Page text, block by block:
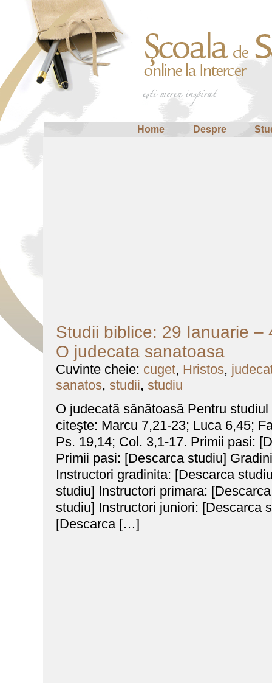
Despre
Home
Studii biblice: 29 Ianuarie –
O judecata sanatoasa
Cuvinte cheie: cuget, Hristos,
sanatos, studii, studiu
O judecată sănătoasă Pentru
citeşte: Marcu 7,21-23; Luca 6,45;
Ps. 19,14; Col. 3,1-17. Primii pasi:
Primii pasi: [Descarca studiu]
Instructori gradinita: [Descarca
studiu] Instructori primara:
studiu] Instructori juniori: [Descarca
[Descarca […]